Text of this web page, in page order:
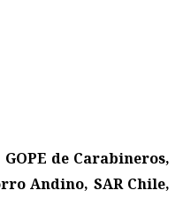
GOPE de Carabineros,
Andino, SAR Chile,